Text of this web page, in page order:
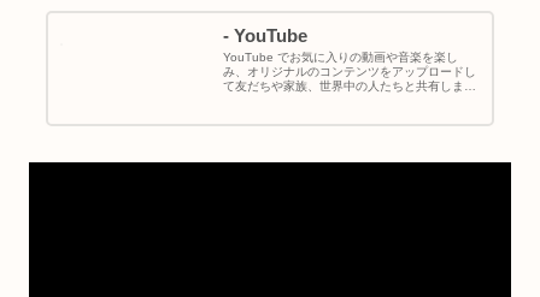
- YouTube
YouTube でお気に入りの動画や音楽を楽し
み、オリジナルのコンテンツをアップロードし
て友だちや家族、世界中の人たちと共有しまし